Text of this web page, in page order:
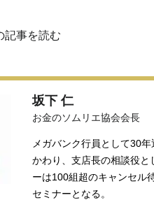
記事を読む
坂下 仁
お金のソムリエ協会会長
メガバンク行員として30
かわり、支店長の相談役
ーは100組超のキャンセル
セミナーとなる。